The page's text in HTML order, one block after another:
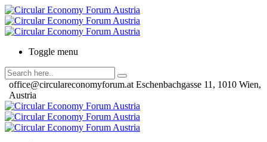
Toggle menu
office@circulareconomyforum.at Eschenbachgasse 11, 1010 Wien,
Austria